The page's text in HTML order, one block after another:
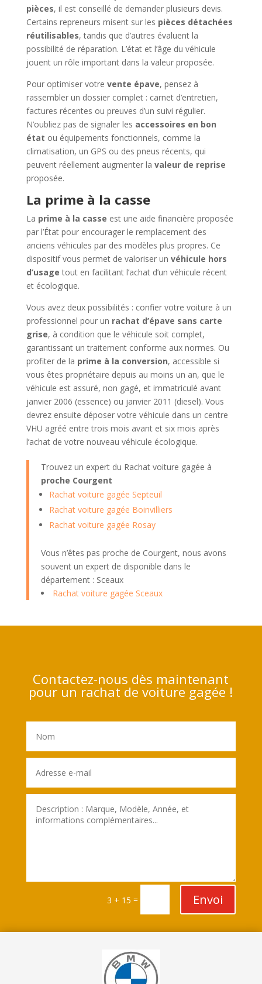
pièces, il est conseillé de demander plusieurs devis.
Certains repreneurs misent sur les pièces détachées
réutilisables, tandis que d’autres évaluent la
possibilité de réparation. L’état et l’âge du véhicule
jouent un rôle important dans la valeur proposée.
Pour optimiser votre vente épave, pensez à
rassembler un dossier complet : carnet d’entretien,
factures récentes ou preuves d’un suivi régulier.
N’oubliez pas de signaler les accessoires en bon
état ou équipements fonctionnels, comme la
climatisation, un GPS ou des pneus récents, qui
peuvent réellement augmenter la valeur de reprise
proposée.
La prime à la casse
La prime à la casse est une aide financière proposée
par l’État pour encourager le remplacement des
anciens véhicules par des modèles plus propres. Ce
dispositif vous permet de valoriser un véhicule hors
d’usage tout en facilitant l’achat d’un véhicule récent
et écologique.
Vous avez deux possibilités : confier votre voiture à un
professionnel pour un rachat d’épave sans carte
grise, à condition que le véhicule soit complet,
garantissant un traitement conforme aux normes. Ou
profiter de la prime à la conversion, accessible si
vous êtes propriétaire depuis au moins un an, que le
véhicule est assuré, non gagé, et immatriculé avant
janvier 2006 (essence) ou janvier 2011 (diesel). Vous
devrez ensuite déposer votre véhicule dans un centre
VHU agréé entre trois mois avant et six mois après
l’achat de votre nouveau véhicule écologique.
Trouvez un expert du Rachat voiture gagée à
proche Courgent
Rachat voiture gagée Septeuil
Rachat voiture gagée Boinvilliers
Rachat voiture gagée Rosay
Vous n’êtes pas proche de Courgent, nous avons
souvent un expert de disponible dans le
département : Sceaux
Rachat voiture gagée Sceaux
Contactez-nous dès maintenant
pour un rachat de voiture gagée !
3 + 15 = Envoi